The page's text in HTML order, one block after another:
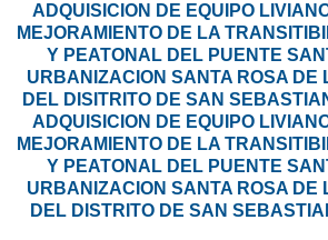
ADQUISICION DE EQUIPO
MEJORAMIENTO DE LA
Y PEATONAL DEL PUENTE
URBANIZACION SANTA ROSA DE
DEL DISITRITO DE SAN
ADQUISICION DE EQUIPO
MEJORAMIENTO DE LA
Y PEATONAL DEL PUENTE
URBANIZACION SANTA ROSA DE
DEL DISTRITO DE SAN